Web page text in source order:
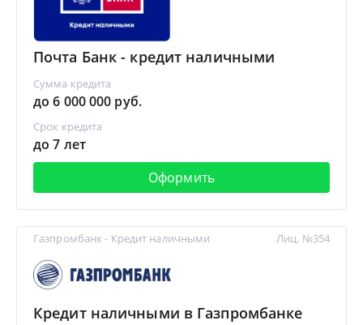
Почта Банк - кредит наличными
Сумма кредита
до 6 000 000 руб.
Срок кредита
до 7 лет
Оформить
Газпромбанк - Кредит наличными
Кредит наличными в Газпромбанке
Лиц. №354